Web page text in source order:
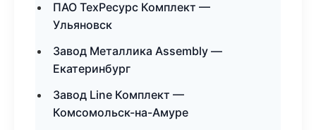
ПАО ТехРесурс Комплект —
Ульяновск
Завод Металлика Assembly —
Екатеринбург
Завод Line Комплект —
Комсомольск-на-Амуре